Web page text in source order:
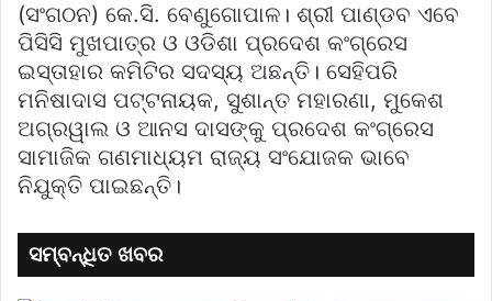
(ସଂଗଠନ) କେ.ସି. ବେଣୁଗୋପାଳ। ଶ୍ରୀ ପାଣ୍ଡବ ଏବେ
ପିସିସି ମୁଖପାତ୍ର ଓ ଓଡିଶା ପ୍ରଦେଶ କଂଗ୍ରେସ
ଇସ୍ତାହାର କମିଟିର ସଦସ୍ୟ ଅଛନ୍ତି। ସେହିପରି
ମନିଷାଦାସ ପଟ୍ଟନାୟକ, ସୁଶାନ୍ତ ମହାରଣା, ମୁକେଶ
ଅଗ୍ରୱାଲ ଓ ଆନସ ଦାସଙ୍କୁ ପ୍ରଦେଶ କଂଗ୍ରେସ
ସାମାଜିକ ଗଣମାଧ୍ୟମ ରାଜ୍ୟ ସଂଯୋଜକ ଭାବେ
ନିଯୁକ୍ତି ପାଇଛନ୍ତି।
ସମ୍ବନ୍ଧିତ ଖବର